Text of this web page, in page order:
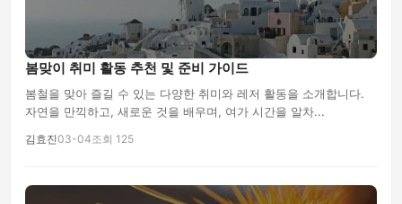
봄맞이 취미 활동 추천 및 준비 가이드
봄철을 맞아 즐길 수 있는 다양한 취미와 레저 활동을 소개합니다.
자연을 만끽하고, 새로운 것을 배우며, 여가 시간을 알차...
김효진03-04조회 125